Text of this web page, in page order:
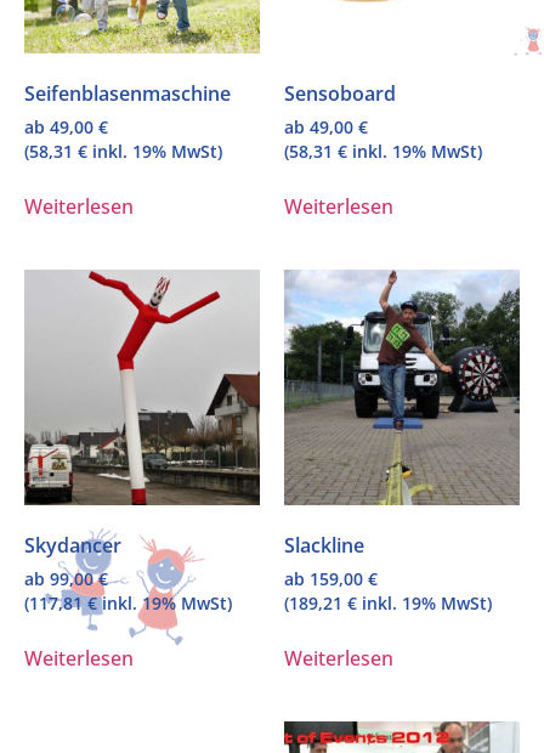
Seifenblasenmaschine
ab 49,00 €
(58,31 € inkl. 19% MwSt)
Weiterlesen
Sensoboard
ab 49,00 €
(58,31 € inkl. 19% MwSt)
Weiterlesen
Skydancer
ab 99,00€
(117,81€inkl. 19% MwSt)
Weiterlesen
Slackline
ab 159,00 €
(189,21 € inkl. 19% MwSt)
Weiterlesen